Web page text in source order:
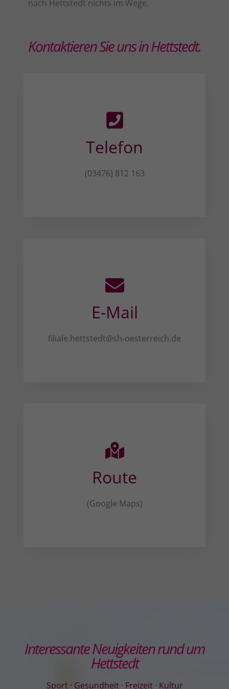
nach Hettstedt nichts im Wege.
Kontaktieren Sie uns in Hettstedt.
Telefon
(03476) 812 163
E-Mail
filiale.hettstedt@sh-oesterreich.de
Route
(Google Maps)
Interessante Neuigkeiten rund um
Hettstedt
Sport · Gesundheit · Freizeit · Kultur